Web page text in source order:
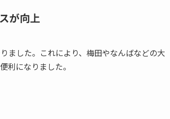
が向上
ました。これにより、梅田やなんばなどの大
利になりました。